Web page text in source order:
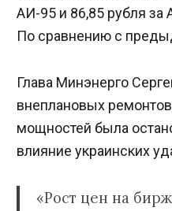
АИ-95 и 86,85 рубля за
По сравнению с
Глава Минэнерго
внеплановых
мощностей была
влияние украинских
«Рост цен на